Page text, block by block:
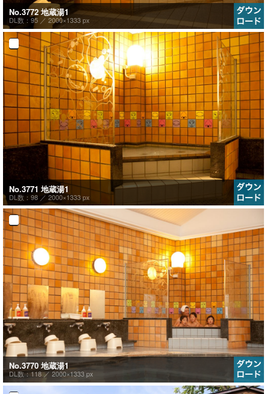
No.3772 地蔵湯1
DL数：95 ／ 2000×1333 px
No.3771 地蔵湯1
DL数：98 ／ 2000×1333 px
No.3770 地蔵湯1
DL数：118 ／ 2000×1333 px